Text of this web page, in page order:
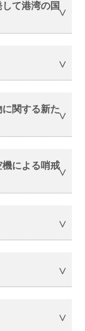
て港湾の国
関する新た
による哨戒